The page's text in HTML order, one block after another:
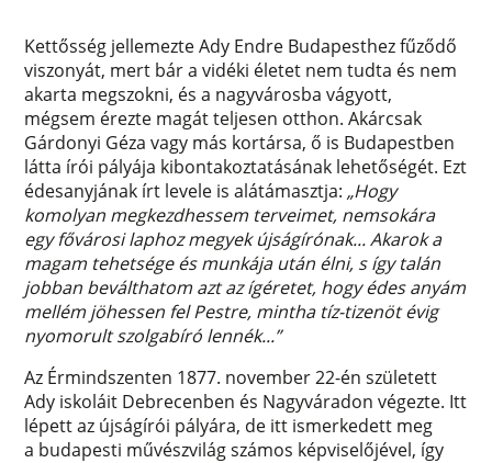
Kettősség jellemezte Ady Endre Budapesthez fűződő
viszonyát, mert bár a vidéki életet nem tudta és nem
akarta megszokni, és a nagyvárosba vágyott,
mégsem érezte magát teljesen otthon. Akárcsak
Gárdonyi Géza vagy más kortársa, ő is Budapestben
látta írói pályája kibontakoztatásának lehetőségét. Ezt
édesanyjának írt levele is alátámasztja:„Hogy
komolyan megkezdhessem terveimet, nemsokára
egy fővárosi laphoz megyek újságírónak... Akarok a
magam tehetsége és munkája után élni, s így talán
jobban beválthatom azt az ígéretet, hogy édes anyám
mellém jöhessen fel Pestre, mintha tíz-tizenöt évig
nyomorult szolgabíró lennék...”
Az Érmindszenten 1877. november 22-én született
Ady iskoláit Debrecenben és Nagyváradon végezte. Itt
lépett az újságírói pályára, de itt ismerkedett meg
a budapesti művészvilág számos képviselőjével, így